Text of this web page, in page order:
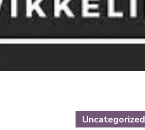
Uncategorized